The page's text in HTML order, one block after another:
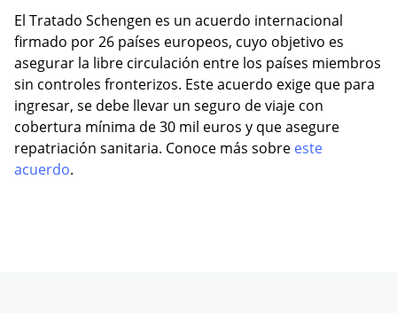
El Tratado Schengen es un acuerdo internacional
firmado por 26 países europeos, cuyo objetivo es
asegurar la libre circulación entre los países miembros
sin controles fronterizos. Este acuerdo exige que para
ingresar, se debe llevar un seguro de viaje con
cobertura mínima de 30 mil euros y que asegure
repatriación sanitaria. Conoce más sobre este
acuerdo.